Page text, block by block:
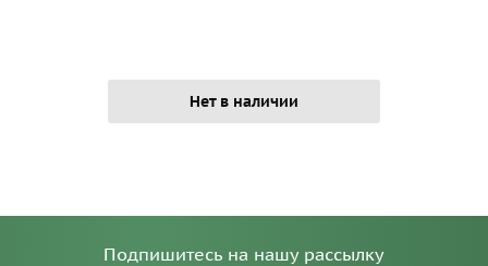
Нет в наличии
Подпишитесь на нашу рассылку